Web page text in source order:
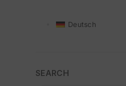
Deutsch
SEARCH